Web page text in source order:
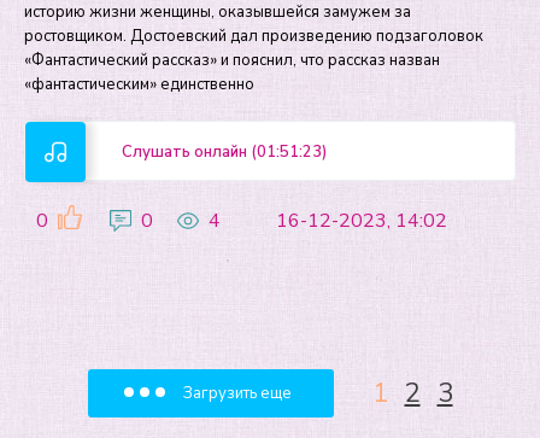
историю жизни женщины, оказывшейся замужем за
ростовщиком. Достоевский дал произведению подзаголовок
«Фантастический рассказ» и пояснил, что рассказ назван
«фантастическим» единственно
Слушать онлайн (01:51:23)
0 0 4 16-12-2023, 14:02
Загрузить еще 1 2 3